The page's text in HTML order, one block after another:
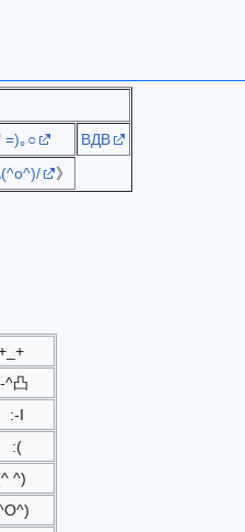
=)｡○
ВДВ
》
^凸
:-I
:(
^)